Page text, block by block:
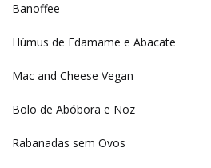
Banoffee
Húmus de Edamame e Abacate
Mac and Cheese Vegan
Bolo de Abóbora e Noz
Rabanadas sem Ovos